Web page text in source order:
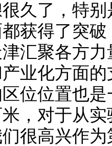
久了，特
获得了突
汇聚各方
业化方面
位位置也
，对于从
很高兴作